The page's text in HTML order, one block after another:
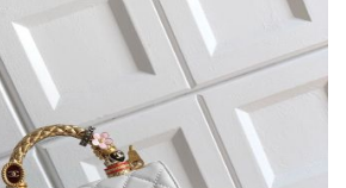
！期間中のご注文でお得な割引をご利用いただ
ンスーパーコピー バッグ最新モデルが登場。